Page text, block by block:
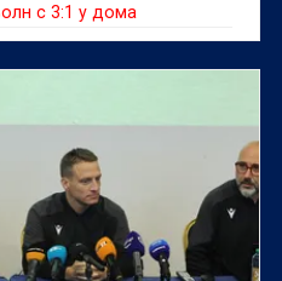
с 3:1 у дома